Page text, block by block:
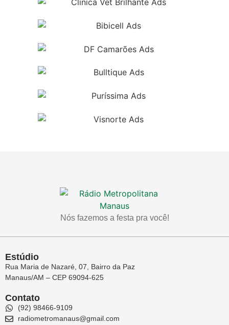
Nós fazemos a festa pra você!
Estúdio
Rua Maria de Nazaré, 07, Bairro da Paz
Manaus/AM – CEP 69094-625
Contato
(92) 98466-9109
radiometromanaus@gmail.com